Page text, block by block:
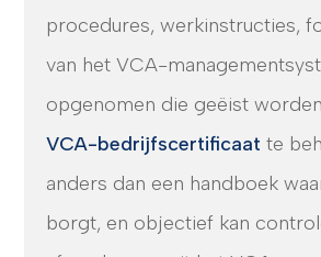
procedures, werkinstructies,
van het VCA-
opgenomen die geëist
VCA-bedrijfscertificaat te
anders dan een handboek
borgt, en objectief kan